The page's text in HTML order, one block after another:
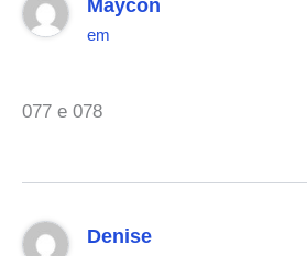
Maycon
em
077 e 078
Denise